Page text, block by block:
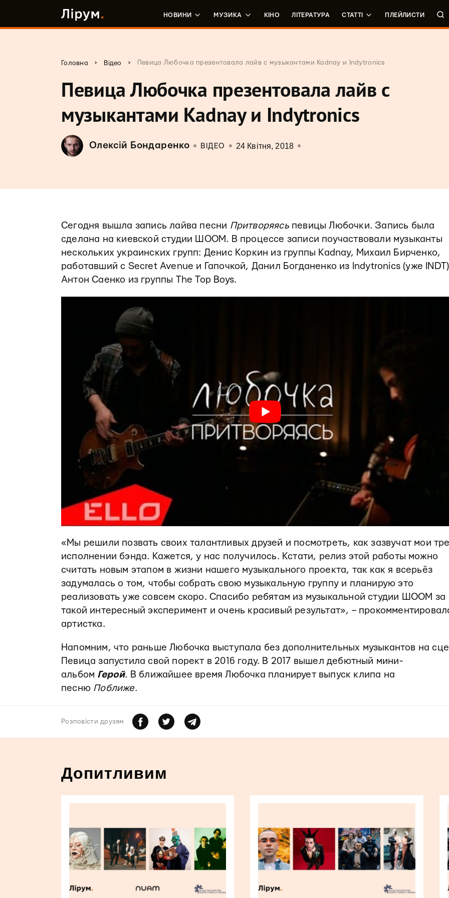
НОВИНИ МУЗИКА КІНО ЛІТЕРАТУРА СТАТТІ ПЛЕЙЛИСТИ
Головна > Відео > Певица Любочка презентовала лайв с музыкантами Kadnay и Indytronics
Певица Любочка презентовала лайв с
музыкантами Kadnay и Indytronics
Олексій Бондаренко ВІДЕО 24 Квітня, 2018
Сегодня вышла запись лайва песни Притворяясь певицы Любочки. Запись была
сделана на киевской студии ШООМ. В процессе записи поучаствовали музыканты
нескольких украинских групп: Денис Коркин из группы Kadnay, Михаил Бирченко,
работавший с Secret Avenue и Гапочкой, Данил Богданенко из Indytrоnics (уже
Антон Саенко из группы The Top Boys.
«Мы решили позвать своих талантливых друзей и посмотреть, как зазвучат мои
исполнении бэнда. Кажется, у нас получилось. Кстати, релиз этой работы можно
считать новым этапом в жизни нашего музыкального проекта, так как я всерьёз
задумалась о том, чтобы собрать свою музыкальную группу и планирую это
реализовать уже совсем скоро. Спасибо ребятам из музыкальной студии ШООМ за
такой интересный эксперимент и очень красивый результат», –
артистка.
Напомним, что раньше Любочка выступала без дополнительных музыкантов на
Певица запустила свой порект в 2016 году. В 2017 вышел дебютный мини-
альбом Герой. В ближайшее время Любочка планирует выпуск клипа на
песню Поближе.
Розповiсти друзям
Допитливим